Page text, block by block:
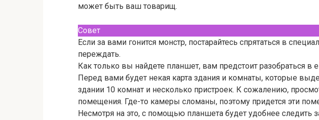
может быть ваш товарищ.
Совет
Если за вами гонится монстр, постарайтесь спрятаться в
переждать.
Как только вы найдете планшет, вам предстоит разобраться в
Перед вами будет некая карта здания и комнаты, которые
здании 10 комнат и несколько пристроек. К сожалению,
помещения. Где-то камеры сломаны, поэтому придется эти
Несмотря на это, с помощью планшета будет удобнее следить